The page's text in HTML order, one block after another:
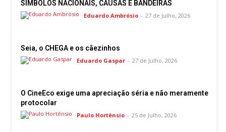
Seia em Números
AUTÁRQUICAS 2025 em Seia
Contactos
Facebook Instagram Youtube
SÍMBOLOS NACIONAIS, CAUSAS E BANDEIRAS
Eduardo Ambrósio - 27 de Julho, 2026
Seia, o CHEGA e os cãezinhos
Eduardo Gaspar - 27 de Julho, 2026
O CineEco exige uma apreciação séria e não meramente
protocolar
Paulo Hortênsio - 25 de Julho, 2026